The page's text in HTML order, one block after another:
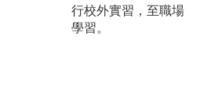
行校外實習，至職場
學習。